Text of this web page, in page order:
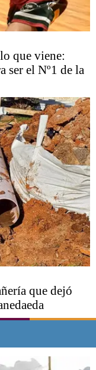
que viene:
ser el Nº1 de la
que dejó